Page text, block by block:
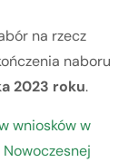
na rzecz
naboru
2023 roku.
wniosków w